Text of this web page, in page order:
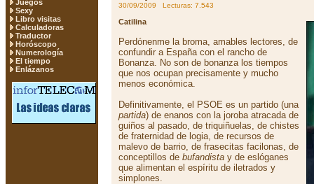
Juegos
Sexy
Libro visitas
Calculadoras
Traductor
Horóscopo
Numerología
El tiempo
Enlázanos
30/09/2009 Lecturas: 7.543
Catilina
Perdónenme la broma, amables lectores, de
confundir a España con el rancho de
Bonanza. No son de bonanza los tiempos
que nos ocupan precisamente y mucho
menos económica.
Definitivamente, el PSOE es un partido (una
partida) de enanos con la joroba atracada de
guiños al pasado, de triquiñuelas, de chistes
de fraternidad de logia, de recursos de
malevo de barrio, de frasecitas facilonas, de
conceptillos de bufandista y de eslóganes
que alimentan el espíritu de iletrados y
simplones.